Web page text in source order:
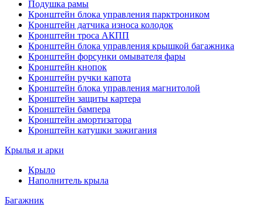
Подушка рамы
Кронштейн блока управления парктроником
Кронштейн датчика износа колодок
Кронштейн троса АКПП
Кронштейн блока управления крышкой багажника
Кронштейн форсунки омывателя фары
Кронштейн кнопок
Кронштейн ручки капота
Кронштейн блока управления магнитолой
Кронштейн защиты картера
Кронштейн бампера
Кронштейн амортизатора
Кронштейн катушки зажигания
Крылья и арки
Крыло
Наполнитель крыла
Багажник